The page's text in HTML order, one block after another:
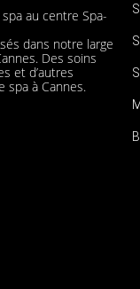
au centre Spa-
dans notre large
Des soins
et d’autres
spa à Cannes.